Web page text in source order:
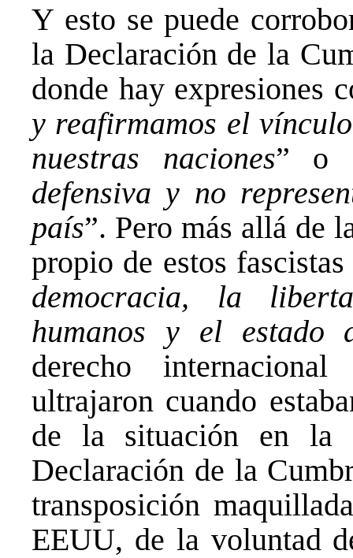
Y esto se puede
la Declaración de la
donde hay expresiones
y reafirmamos el
nuestras naciones” o
defensiva y no
país”. Pero más allá de
propio de estos
democracia, la
humanos y el estado
derecho
ultrajaron cuando
de la situación en la
Declaración de la
transposición
EEUU, de la voluntad